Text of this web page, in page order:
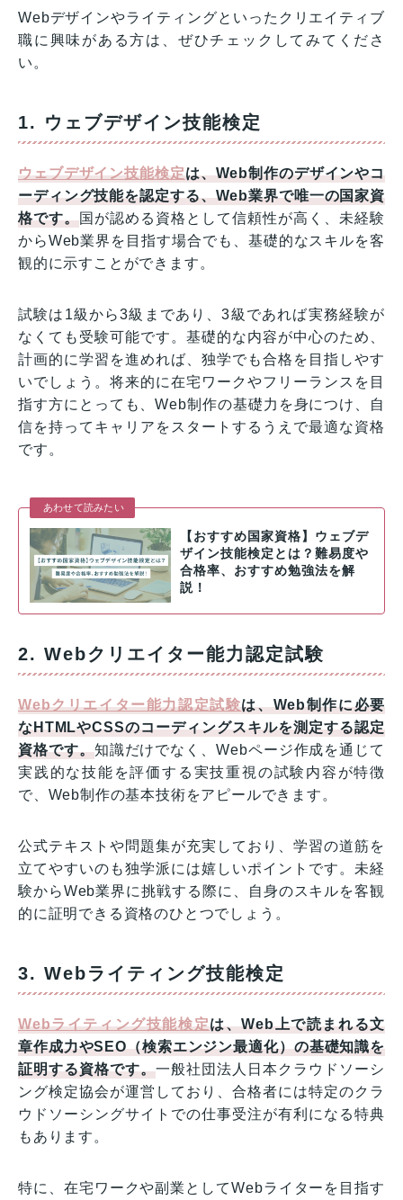
Webデザインやライティングといったクリエイティブ
職に興味がある方は、ぜひチェックしてみてくださ
い。
1. ウェブデザイン技能検定
ウェブデザイン技能検定は、Web制作のデザインやコ
ーディング技能を認定する、Web業界で唯一の国家資
格です。国が認める資格として信頼性が高く、未経験
からWeb業界を目指す場合でも、基礎的なスキルを客
観的に示すことができます。
試験は1級から3級まであり、3級であれば実務経験が
なくても受験可能です。基礎的な内容が中心のため、
計画的に学習を進めれば、独学でも合格を目指しやす
いでしょう。将来的に在宅ワークやフリーランスを目
指す方にとっても、Web制作の基礎力を身につけ、自
信を持ってキャリアをスタートするうえで最適な資格
です。
あわせて読みたい
【おすすめ国家資格】ウェブデ
ザイン技能検定とは？難易度や
合格率、おすすめ勉強法を解
説！
2. Webクリエイター能力認定試験
Webクリエイター能力認定試験は、Web制作に必要
なHTMLやCSSのコーディングスキルを測定する認定
資格です。知識だけでなく、Webページ作成を通じて
実践的な技能を評価する実技重視の試験内容が特徴
で、Web制作の基本技術をアピールできます。
公式テキストや問題集が充実しており、学習の道筋を
立てやすいのも独学派には嬉しいポイントです。未経
験からWeb業界に挑戦する際に、自身のスキルを客観
的に証明できる資格のひとつでしょう。
3. Webライティング技能検定
Webライティング技能検定は、Web上で読まれる文
章作成力やSEO（検索エンジン最適化）の基礎知識を
証明する資格です。一般社団法人日本クラウドソーシ
ング検定協会が運営しており、合格者には特定のクラ
ウドソーシングサイトでの仕事受注が有利になる特典
もあります。
特に、在宅ワークや副業としてWebライターを目指す